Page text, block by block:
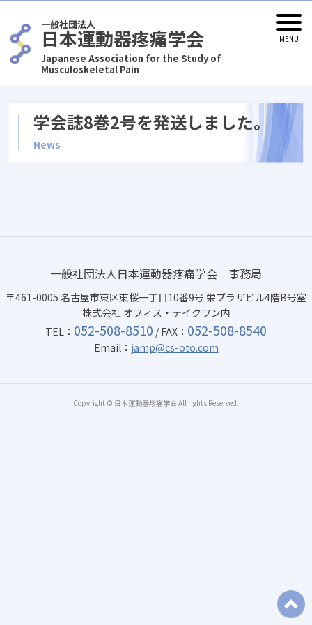
一般社団法人
日本運動器疼痛学会
Japanese Association for the Study of
Musculoskeletal Pain
学会誌8巻2号を発送しました。
News
一般社団法人日本運動器疼痛学会 事務局
〒461-0005 名古屋市東区東桜一丁目10番9号 栄プラザビル4階B号室
株式会社 オフィス・テイクワン内
TEL： 052-508-8510 / FAX： 052-508-8540
Email： jamp@cs-oto.com
Copyright © 日本運動器疼痛学会 All rights Reserved.